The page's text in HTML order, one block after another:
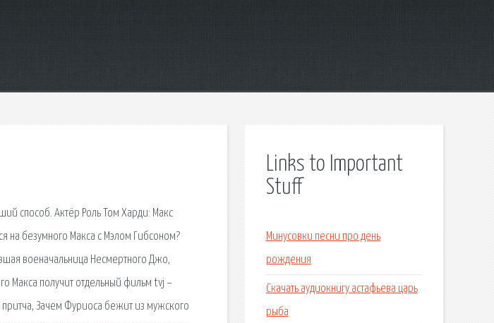
способ. Актёр Роль Том Харди: Макс
на безумного Макса с Мэлом Гибсоном?
военачальница Несмертного Джо,
Макса получит отдельный фильм tvj –
притча, Зачем Фуриоса бежит из мужского
Links to Important
Stuff
Минусовки песни про день
рождения
Скачать аудиокнигу астафьева царь
рыба